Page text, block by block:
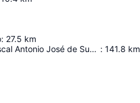
: 27.5 km
Aeropuerto Internacional Mariscal Antonio José de Sucre : 141.8 km